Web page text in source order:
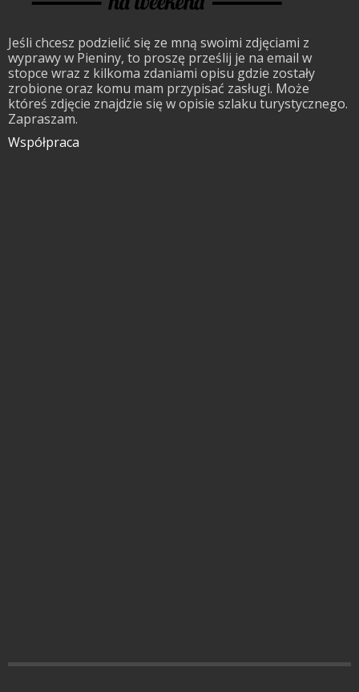
Jeśli chcesz podzielić się ze mną swoimi zdjęciami z
wyprawy w Pieniny, to proszę prześlij je na email w
stopce wraz z kilkoma zdaniami opisu gdzie zostały
zrobione oraz komu mam przypisać zasługi. Może
któreś zdjęcie znajdzie się w opisie szlaku turystycznego.
Zapraszam.
Współpraca